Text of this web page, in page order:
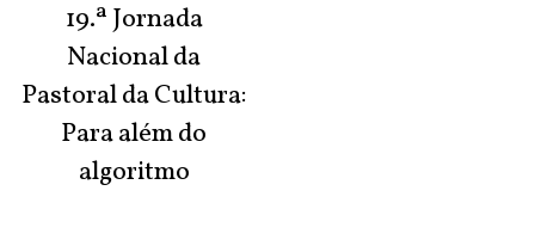
19.ª Jornada
Nacional da
Pastoral da Cultura:
Para além do
algoritmo